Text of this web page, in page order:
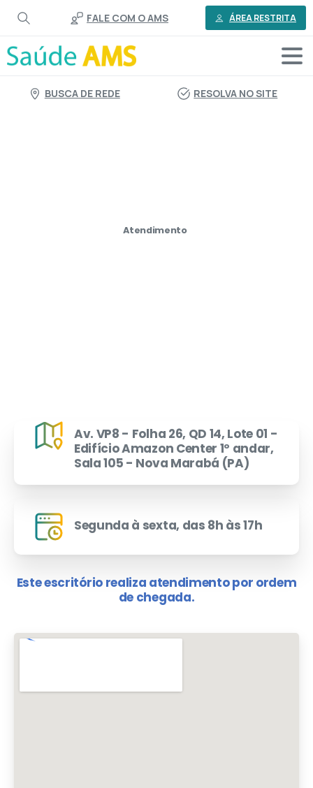
conteúdo
FALE COM O AMS ÁREA RESTRITA
BUSCA DE REDE RESOLVA NO SITE
Atendimento
Av. VP8 - Folha 26, QD 14, Lote 01 -
Edifício Amazon Center 1º andar,
Sala 105 - Nova Marabá (PA)
Segunda à sexta, das 8h às 17h
Este escritório realiza atendimento por ordem
de chegada.